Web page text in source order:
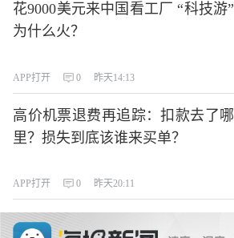
花9000美元来中国看工厂 “科技游”
为什么火？
APP打开 0 昨天14:13
高价机票退费再追踪：扣款去了哪
里？损失到底该谁来买单？
APP打开 0 昨天20:11